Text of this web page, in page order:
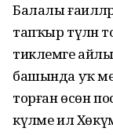
Балалы
тапҡыр түләнә
тиклемге
башында уҡ
торған өсөн
күләме ил